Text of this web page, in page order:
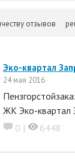
отзывов
Эко-квартал
24 мая 2016
ЖК Эко-квартал
0 |
6448